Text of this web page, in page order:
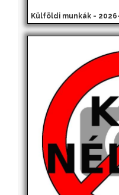
Külföldi munkák -